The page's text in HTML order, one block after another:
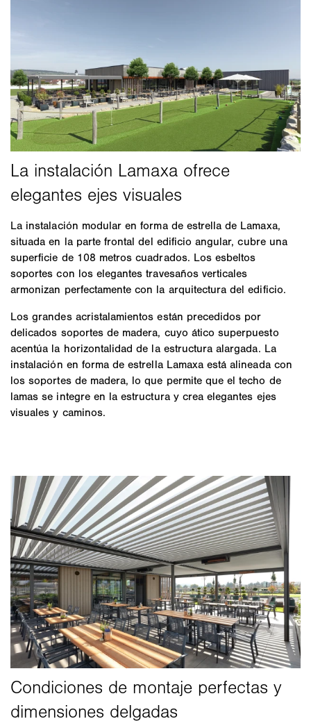
La instalación modular en forma de estrella de Lamaxa,
situada en la parte frontal del edificio angular, cubre una
superficie de 108 metros cuadrados. Los esbeltos
soportes con los elegantes travesaños verticales
armonizan perfectamente con la arquitectura del edificio.
Los grandes acristalamientos están precedidos por
delicados soportes de madera, cuyo ático superpuesto
acentúa la horizontalidad de la estructura alargada. La
instalación en forma de estrella Lamaxa está alineada con
los soportes de madera, lo que permite que el techo de
lamas se integre en la estructura y crea elegantes ejes
visuales y caminos.